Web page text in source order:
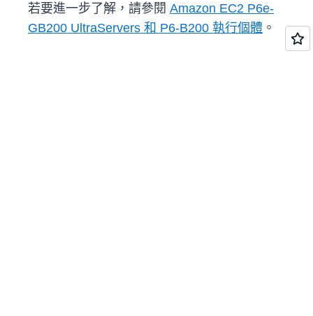
若要進一步了解，請參閱 Amazon EC2 P6e-
GB200 UltraServers 和 P6-B200 執行個體 。